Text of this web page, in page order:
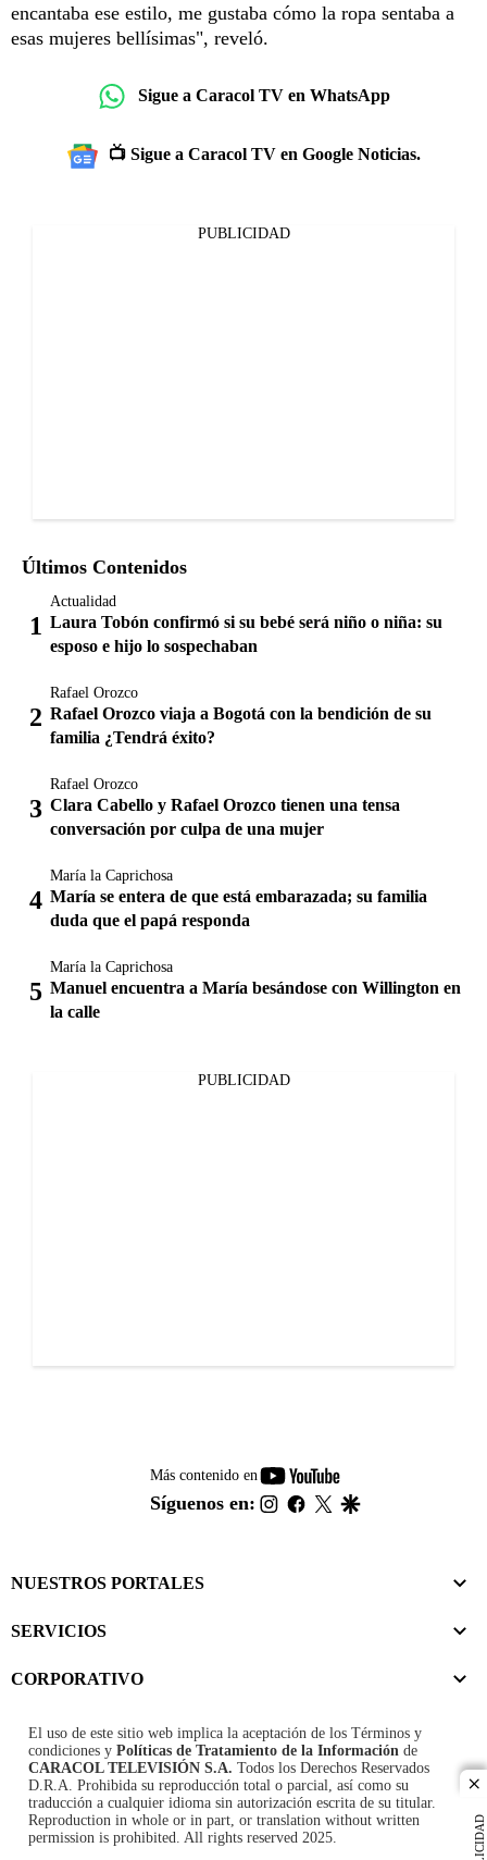
encantaba ese estilo, me gustaba cómo la ropa sentaba a
esas mujeres bellísimas", reveló.
Sigue a Caracol TV en WhatsApp
📺 Sigue a Caracol TV en Google Noticias.
PUBLICIDAD
Últimos Contenidos
Actualidad
Laura Tobón confirmó si su bebé será niño o niña: su
esposo e hijo lo sospechaban
Rafael Orozco
Rafael Orozco viaja a Bogotá con la bendición de su
familia ¿Tendrá éxito?
Rafael Orozco
Clara Cabello y Rafael Orozco tienen una tensa
conversación por culpa de una mujer
María la Caprichosa
María se entera de que está embarazada; su familia
duda que el papá responda
María la Caprichosa
Manuel encuentra a María besándose con Willington en
la calle
PUBLICIDAD
Más contenido en
youtube-
footer
Síguenos en: instagram
facebook
twitter
NUESTROS PORTALES
SERVICIOS
CORPORATIVO
El uso de este sitio web implica la aceptación de los Términos y
condiciones y Políticas de Tratamiento de la Información de
CARACOL TELEVISIÓN S.A. Todos los Derechos Reservados
D.R.A. Prohibida su reproducción total o parcial, así como su
traducción a cualquier idioma sin autorización escrita de su titular.
Reproduction in whole or in part, or translation without written
permission is prohibited. All rights reserved 2025.